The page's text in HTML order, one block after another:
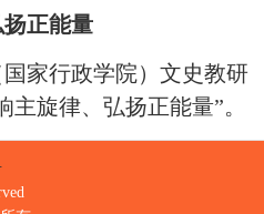
正能量
家行政学院）文史教研
主旋律、弘扬正能量”。